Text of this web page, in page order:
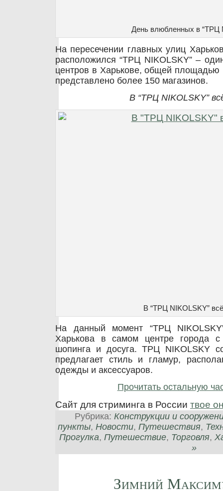
День влюбленных в “ТРЦ
На пересечении главных улиц
расположился “ТРЦ NIKOLSKY” –
центров в Харькове, общей площадью
представлено более 150 магазинов.
В “ТРЦ NIKOLSKY”
В “ТРЦ NIKOLSKY”
На данный момент “ТРЦ
Харькова в самом центре города
шопинга и досуга. ТРЦ NIKOLSKY
предлагает стиль и гламур,
одежды и аксессуаров.
Прочитать остальную
Сайт для стриминга в России твое
Рубрика: Конструкции и
пункты, Новости, Путешествия,
Прогулка, Путешествие, Торговля,
»
Зимний